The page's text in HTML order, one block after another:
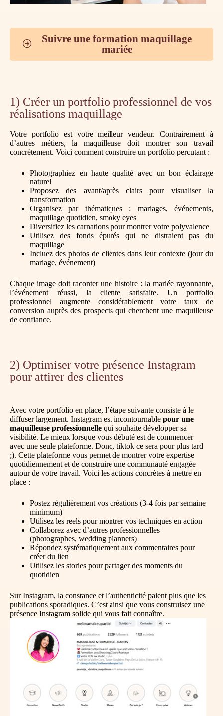
Suivre une formation maquillage
mariée
1) Créer un portfolio professionnel de vos
réalisations maquillage
Votre portfolio est votre meilleur vendeur. Contrairement à
d’autres métiers, la maquilleuse doit montrer son travail
concrètement. Voici comment construire un portfolio percutant :
Photographiez en haute qualité avec un bon éclairage
naturel
Proposez des avant/après clairs pour visualiser la
transformation
Organisez par thématiques : mariages, événements,
maquillage quotidien, smoky eyes
Diversifiez les carnations pour montrer votre polyvalence
Utilisez des fonds épurés qui ne distraient pas du
maquillage
Incluez des photos de clientes dans leur contexte (jour du
mariage, événement)
Chaque image doit raconter une histoire : la mariée rayonnante,
l’événement réussi, la cliente satisfaite. Un portfolio
professionnel augmente considérablement votre taux de
conversion auprès des prospects qui cherchent une maquilleuse
de confiance.
2) Optimiser votre présence Instagram
pour attirer des clientes
Avec votre portfolio en place, l’étape suivante consiste à le
diffuser largement. Instagram est incontournable pour une
maquilleuse professionnelle qui souhaite développer sa
visibilité. Le mieux lorsque vous débuté est de commencer
avec une seule plateforme. Donc, tiktok ce sera pour plus tard
;). Cette plateforme vous permet de montrer votre expertise
quotidiennement et de construire une communauté engagée
autour de votre travail. Voici les actions concrètes à mettre en
place :
Postez régulièrement vos créations (3-4 fois par semaine
minimum)
Utilisez les reels pour montrer vos techniques en action
Collaborez avec d’autres professionnelles
(photographes, wedding planners)
Répondez systématiquement aux commentaires pour
créer du lien
Utilisez les stories pour partager des moments du
quotidien
Sur Instagram, la constance et l’authenticité paient plus que les
publications sporadiques. C’est ainsi que vous construisez une
présence Instagram solide qui vous fait connaître.